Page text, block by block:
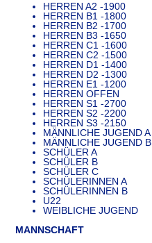
HERREN A2 -1900
HERREN B1 -1800
HERREN B2 -1700
HERREN B3 -1650
HERREN C1 -1600
HERREN C2 -1500
HERREN D1 -1400
HERREN D2 -1300
HERREN E1 -1200
HERREN OFFEN
HERREN S1 -2700
HERREN S2 -2200
HERREN S3 -2150
MÄNNLICHE JUGEND A
MÄNNLICHE JUGEND B
SCHÜLER A
SCHÜLER B
SCHÜLER C
SCHÜLERINNEN A
SCHÜLERINNEN B
U22
WEIBLICHE JUGEND
MANNSCHAFT